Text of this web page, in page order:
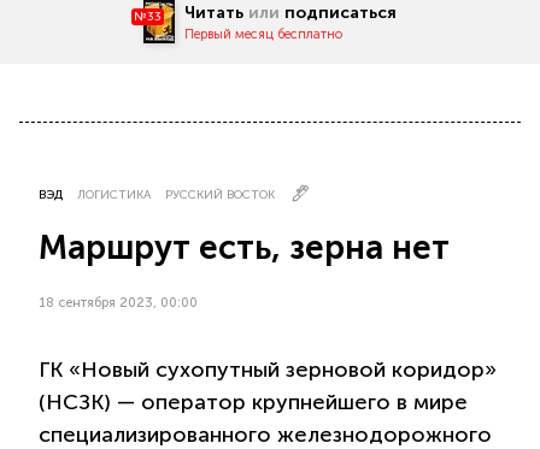
№33 Читать или подписаться
Первый месяц бесплатно
ВЭД ЛОГИСТИКА РУССКИЙ ВОСТОК
Маршрут есть, зерна нет
18 сентября 2023, 00:00
ГК «Новый сухопутный зерновой коридор»
(НСЗК) — оператор крупнейшего в мире
специализированного железнодорожного